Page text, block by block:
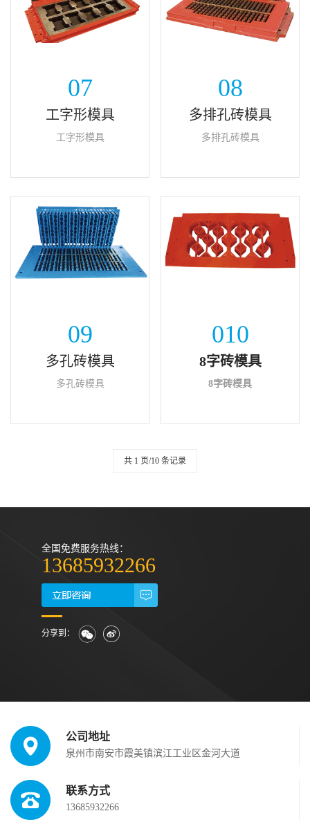
07
工字形模具
工字形模具
08
多排孔砖模具
多排孔砖模具
09
多孔砖模具
多孔砖模具
010
8字砖模具
8字砖模具
8字砖模具
共 1 页/10 条记录
全国免费服务热线：
13685932266
分享到：
公司地址
泉州市南安市霞美镇滨江工业区金河大道
联系方式
13685932266